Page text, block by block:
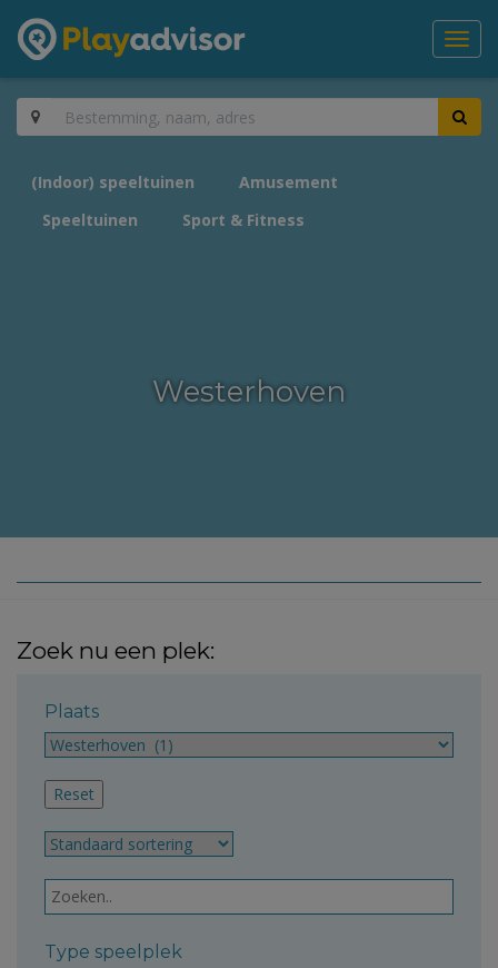
(Indoor) speeltuinen
Amusement
Speeltuinen
Sport & Fitness
Westerhoven
Zoek nu een plek:
Plaats
Type speelplek